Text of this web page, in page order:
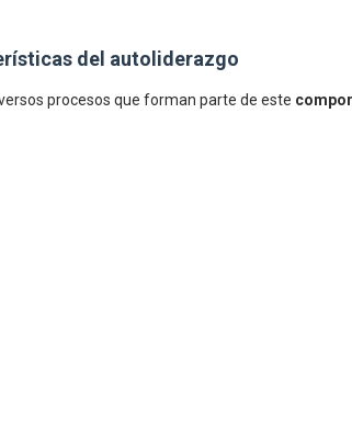
del autoliderazgo
procesos que forman parte de este